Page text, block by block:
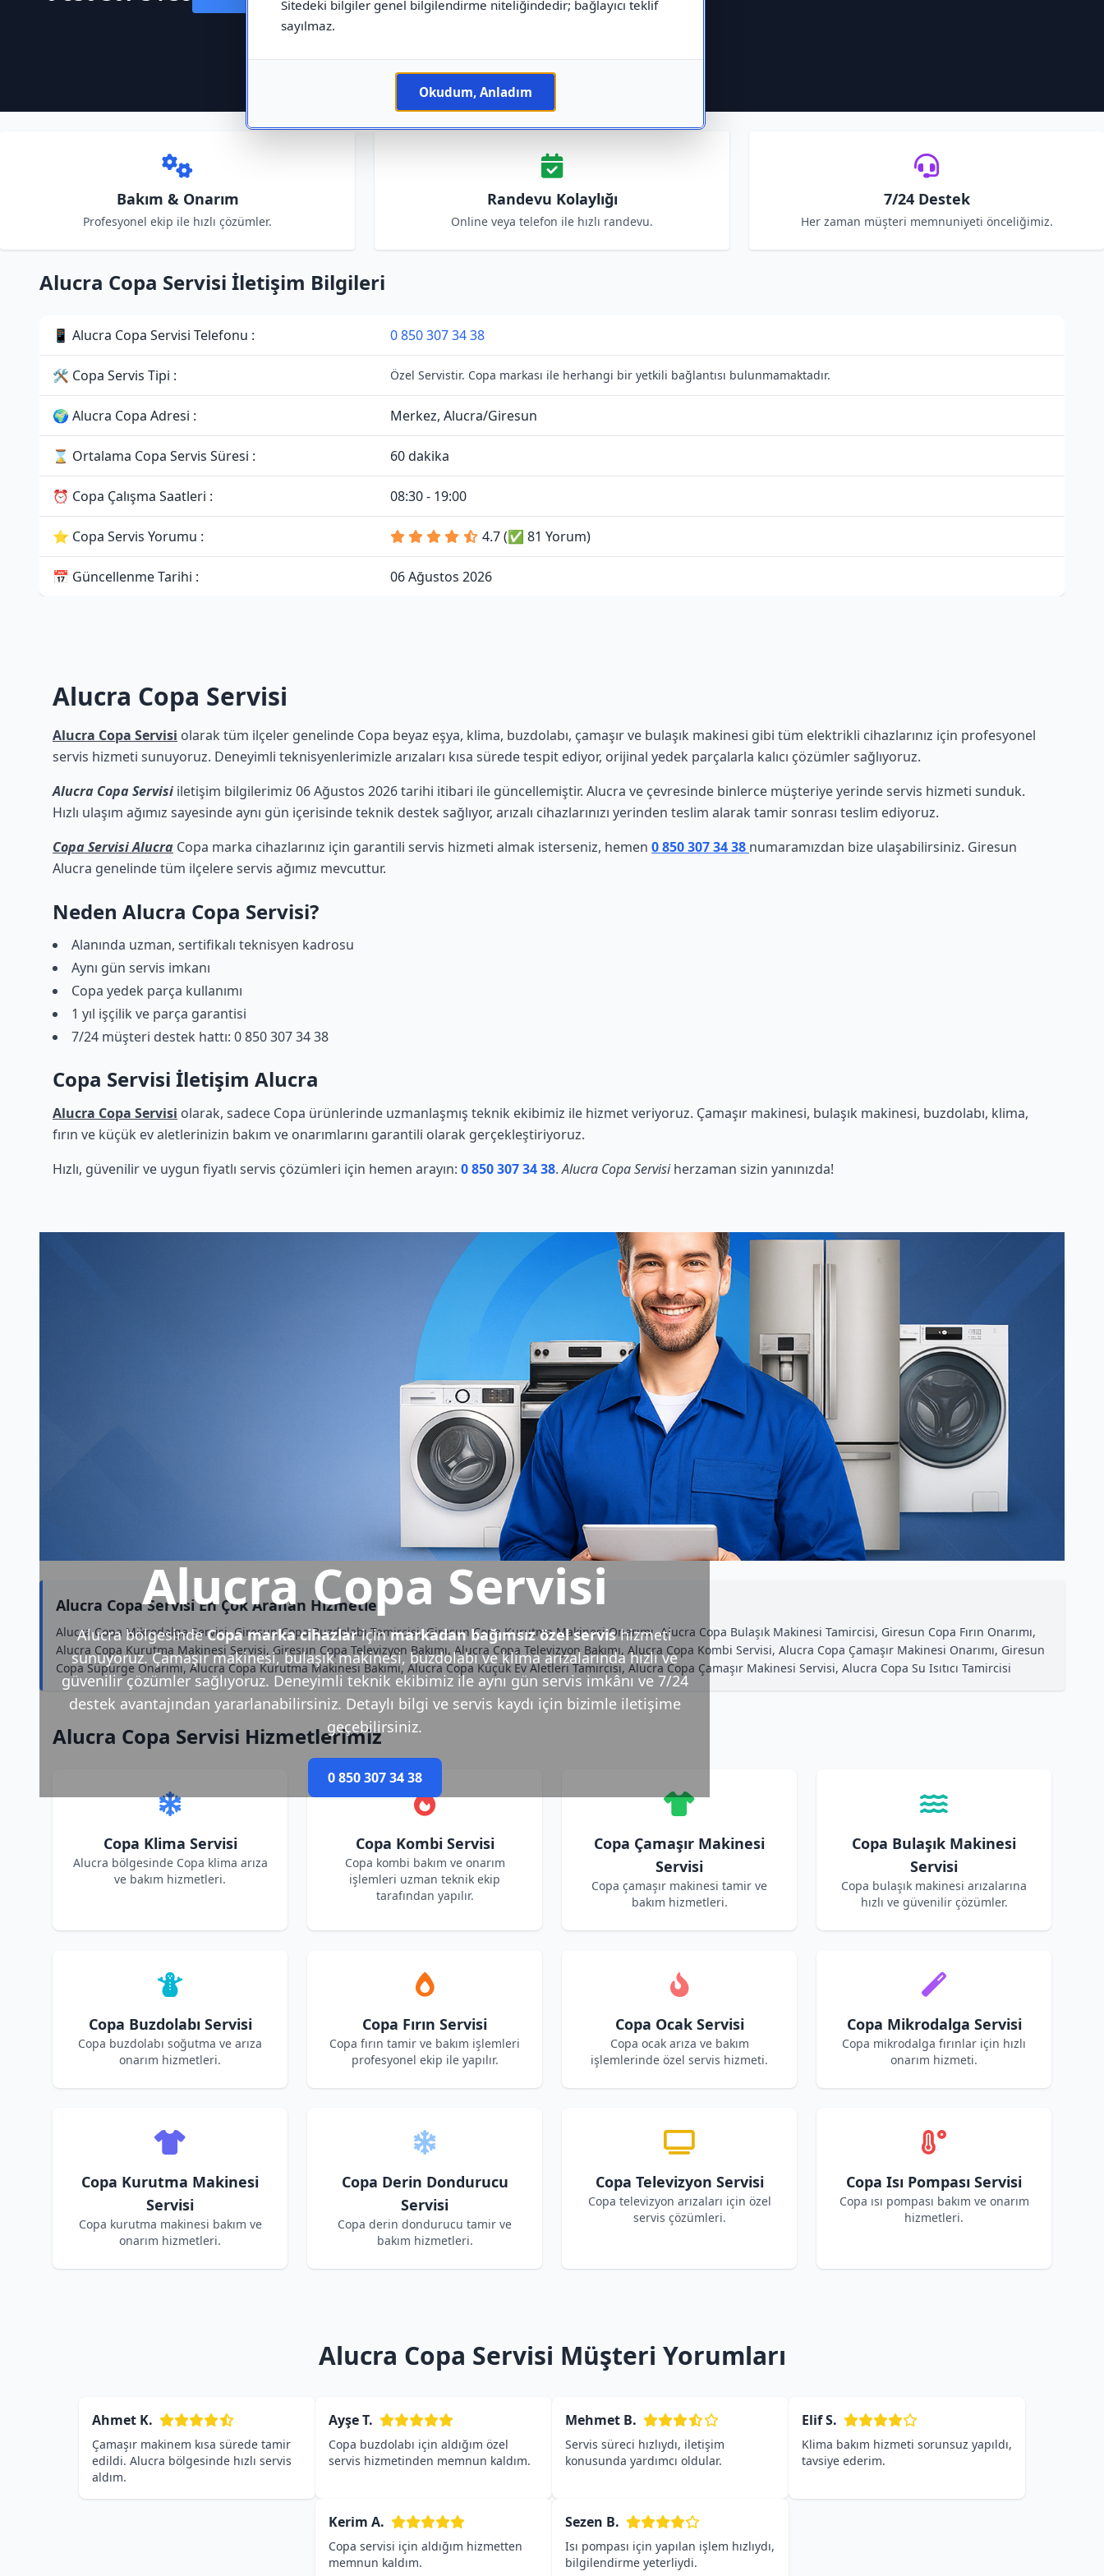
Sitedeki bilgiler genel bilgilendirme niteliğindedir; bağlayıcı teklif
sayılmaz.
Okudum, Anladım
Bakım & Onarım
Profesyonel ekip ile hızlı çözümler.
Randevu Kolaylığı
Online veya telefon ile hızlı randevu.
7/24 Destek
Her zaman müşteri memnuniyeti önceliğimiz.
Alucra Copa Servisi İletişim Bilgileri
📱 Alucra Copa Servisi Telefonu : 0 850 307 34 38
🛠 Copa Servis Tipi : Özel Servistir. Copa markası ile herhangi bir yetkili bağlantısı bulunmamaktadır.
🌍 Alucra Copa Adresi : Merkez, Alucra/Giresun
⌛ Ortalama Copa Servis Süresi : 60 dakika
⏰ Copa Çalışma Saatleri : 08:30 - 19:00
⭐ Copa Servis Yorumu : 4.7 (✅ 81 Yorum)
📅 Güncellenme Tarihi : 06 Ağustos 2026
Alucra Copa Servisi
Alucra Copa Servisi olarak tüm ilçeler genelinde Copa beyaz eşya, klima, buzdolabı, çamaşır ve bulaşık makinesi gibi tüm elektrikli cihazlarınız için profesyonel
servis hizmeti sunuyoruz. Deneyimli teknisyenlerimizle arızaları kısa sürede tespit ediyor, orijinal yedek parçalarla kalıcı çözümler sağlıyoruz.
Alucra Copa Servisi iletişim bilgilerimiz 06 Ağustos 2026 tarihi itibari ile güncellemiştir. Alucra ve çevresinde binlerce müşteriye yerinde servis hizmeti sunduk.
Hızlı ulaşım ağımız sayesinde aynı gün içerisinde teknik destek sağlıyor, arızalı cihazlarınızı yerinden teslim alarak tamir sonrası teslim ediyoruz.
Copa Servisi Alucra Copa marka cihazlarınız için garantili servis hizmeti almak isterseniz, hemen 0 850 307 34 38 numaramızdan bize ulaşabilirsiniz. Giresun
Alucra genelinde tüm ilçelere servis ağımız mevcuttur.
Neden Alucra Copa Servisi?
Alanında uzman, sertifikalı teknisyen kadrosu
Aynı gün servis imkanı
Copa yedek parça kullanımı
1 yıl işçilik ve parça garantisi
7/24 müşteri destek hattı: 0 850 307 34 38
Copa Servisi İletişim Alucra
Alucra Copa Servisi olarak, sadece Copa ürünlerinde uzmanlaşmış teknik ekibimiz ile hizmet veriyoruz. Çamaşır makinesi, bulaşık makinesi, buzdolabı, klima,
fırın ve küçük ev aletlerinizin bakım ve onarımlarını garantili olarak gerçekleştiriyoruz.
Hızlı, güvenilir ve uygun fiyatlı servis çözümleri için hemen arayın: 0 850 307 34 38.Alucra Copa Servisiherzaman sizin yanınızda!
Alucra Copa Servisi
Alucra bölgesindeCopa marka cihazlariçinmarkadan bağımsız özel servishizmeti
sunuyoruz. Çamaşır makinesi, bulaşık makinesi, buzdolabı ve klima arızalarında hızlı ve
güvenilir çözümler sağlıyoruz. Deneyimli teknik ekibimiz ile aynı gün servis imkânı ve 7/24
destek avantajından yararlanabilirsiniz. Detaylı bilgi ve servis kaydı için bizimle iletişime
geçebilirsiniz.
0 850 307 34 38
Alucra Copa Servisi En Çok Aranan Hizmetler
Alucra Copa Mikrodalga Servisi, Giresun Copa Buzdolabı Tamircisi, Giresun Copa Kurutma Makinesi Onarımı, Alucra Copa Bulaşık Makinesi Tamircisi, Giresun Copa Fırın Onarımı,
Alucra Copa Kurutma Makinesi Servisi, Giresun Copa Televizyon Bakımı, Alucra Copa Televizyon Bakımı, Alucra Copa Kombi Servisi, Alucra Copa Çamaşır Makinesi Onarımı, Giresun
Copa Süpürge Onarımı, Alucra Copa Kurutma Makinesi Bakımı, Alucra Copa Küçük Ev Aletleri Tamircisi, Alucra Copa Çamaşır Makinesi Servisi, Alucra Copa Su Isıtıcı Tamircisi
Alucra Copa Servisi Hizmetlerimiz
Copa Klima Servisi
Alucra bölgesinde Copa klima arıza
ve bakım hizmetleri.
Copa Kombi Servisi
Copa kombi bakım ve onarım
işlemleri uzman teknik ekip
tarafından yapılır.
Copa Çamaşır Makinesi
Servisi
Copa çamaşır makinesi tamir ve
bakım hizmetleri.
Copa Bulaşık Makinesi
Servisi
Copa bulaşık makinesi arızalarına
hızlı ve güvenilir çözümler.
Copa Buzdolabı Servisi
Copa buzdolabı soğutma ve arıza
onarım hizmetleri.
Copa Fırın Servisi
Copa fırın tamir ve bakım işlemleri
profesyonel ekip ile yapılır.
Copa Ocak Servisi
Copa ocak arıza ve bakım
işlemlerinde özel servis hizmeti.
Copa Mikrodalga Servisi
Copa mikrodalga fırınlar için hızlı
onarım hizmeti.
Copa Kurutma Makinesi
Servisi
Copa kurutma makinesi bakım ve
onarım hizmetleri.
Copa Derin Dondurucu
Servisi
Copa derin dondurucu tamir ve
bakım hizmetleri.
Copa Televizyon Servisi
Copa televizyon arızaları için özel
servis çözümleri.
Copa Isı Pompası Servisi
Copa ısı pompası bakım ve onarım
hizmetleri.
Alucra Copa Servisi Müşteri Yorumları
Ahmet K.
Çamaşır makinem kısa sürede tamir
edildi. Alucra bölgesinde hızlı servis
aldım.
Ayşe T.
Copa buzdolabı için aldığım özel
servis hizmetinden memnun kaldım.
Mehmet B.
Servis süreci hızlıydı, iletişim
konusunda yardımcı oldular.
Elif S.
Klima bakım hizmeti sorunsuz yapıldı,
tavsiye ederim.
Kerim A.
Copa servisi için aldığım hizmetten
memnun kaldım.
Sezen B.
Isı pompası için yapılan işlem hızlıydı,
bilgilendirme yeterliydi.